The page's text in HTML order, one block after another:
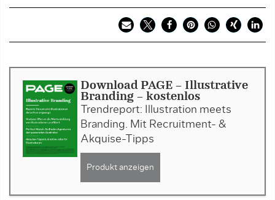
Download PAGE - Illustrative
Branding - kostenlos
Trendreport: Illustration meets
Branding. Mit Recruitment- &
Akquise-Tipps
Produkt anzeigen